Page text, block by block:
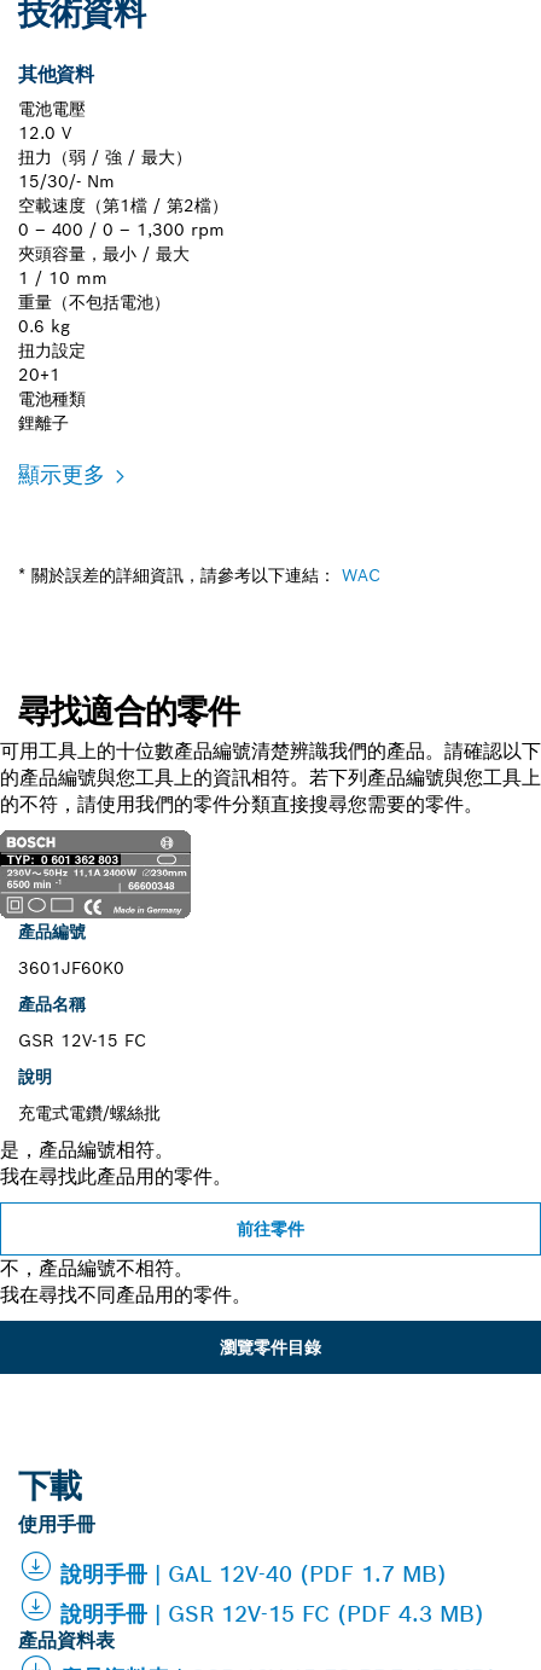
技術資料
其他資料
電池電壓
12.0 V
扭力（弱 / 強 / 最大）
15/30/- Nm
空載速度（第1檔 / 第2檔）
0 – 400 / 0 – 1,300 rpm
夾頭容量，最小 / 最大
1 / 10 mm
重量（不包括電池）
0.6 kg
扭力設定
20+1
電池種類
鋰離子
顯示更多
* 關於誤差的詳細資訊，請參考以下連結： WAC
尋找適合的零件
可用工具上的十位數產品編號清楚辨識我們的產品。請確認以下
的產品編號與您工具上的資訊相符。若下列產品編號與您工具上
的不符，請使用我們的零件分類直接搜尋您需要的零件。
產品編號
3601JF60K0
產品名稱
GSR 12V-15 FC
說明
充電式電鑽/螺絲批
是，產品編號相符。
我在尋找此產品用的零件。
前往零件
不，產品編號不相符。
我在尋找不同產品用的零件。
瀏覽零件目錄
下載
使用手冊
說明手冊 | GAL 12V-40 (PDF 1.7 MB)
說明手冊 | GSR 12V-15 FC (PDF 4.3 MB)
產品資料表